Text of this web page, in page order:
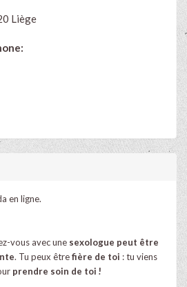
Liège
en ligne.
vous avec une sexologue peut être
. Tu peux êtrefière de toi : tu viens
prendre soin de toi !